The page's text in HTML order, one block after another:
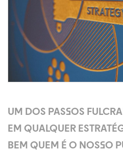
UM DOS PASSOS
EM QUALQUER
BEM QUEM É O NOSSO